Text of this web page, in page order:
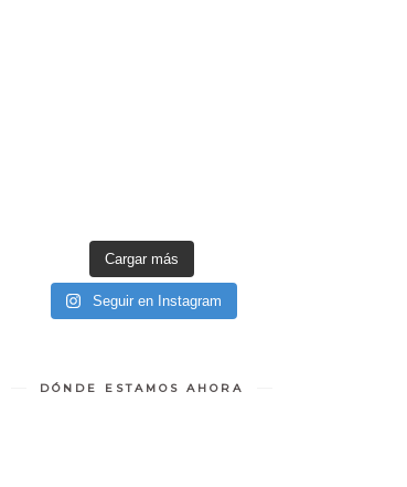
Cargar más
Seguir en Instagram
DÓNDE ESTAMOS AHORA